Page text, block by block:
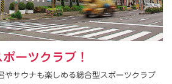
ーツクラブ！
やサウナも楽しめる総合型スポーツクラブ